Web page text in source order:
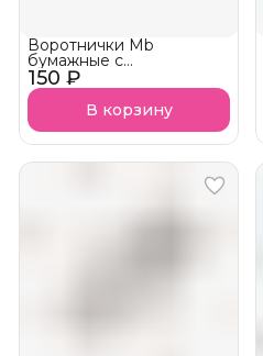
150 ₽
Воротнички Mb
бумажные с
перфорацией на липучке
(1 шт/рул)
В корзину